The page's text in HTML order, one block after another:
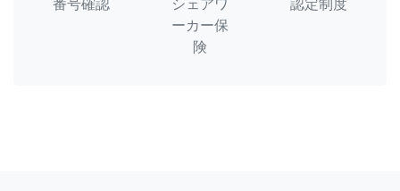
番号確認
シェアワ
ーカー保
険
認定制度